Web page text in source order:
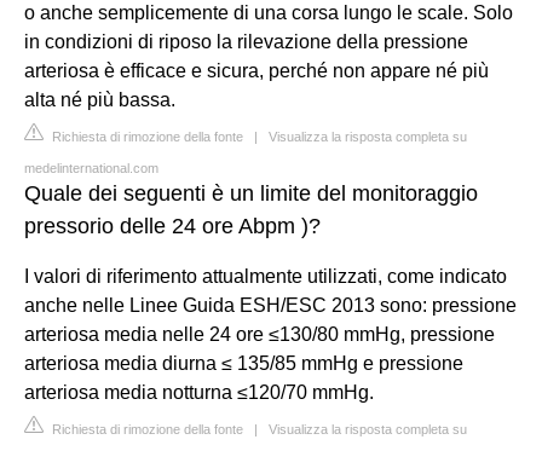
o anche semplicemente di una corsa lungo le scale. Solo
in condizioni di riposo la rilevazione della pressione
arteriosa è efficace e sicura, perché non appare né più
alta né più bassa.
Richiesta di rimozione della fonte | Visualizza la risposta completa su
medelinternational.com
Quale dei seguenti è un limite del monitoraggio
pressorio delle 24 ore Abpm )?
I valori di riferimento attualmente utilizzati, come indicato
anche nelle Linee Guida ESH/ESC 2013 sono: pressione
arteriosa media nelle 24 ore ≤130/80 mmHg, pressione
arteriosa media diurna ≤ 135/85 mmHg e pressione
arteriosa media notturna ≤120/70 mmHg.
Richiesta di rimozione della fonte | Visualizza la risposta completa su